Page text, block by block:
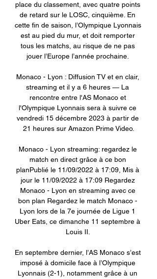
place du classement, avec quatre points
de retard sur le LOSC, cinquième. En
cette fin de saison, l’Olympique Lyonnais
est au pied du mur, et doit remporter
tous les matchs, au risque de ne pas
jouer l’Europe l’année prochaine.
Monaco - Lyon : Diffusion TV et en clair,
streaming et il y a 6 heures — La
rencontre entre l'AS Monaco et
l'Olympique Lyonnais sera à suivre ce
vendredi 15 décembre 2023 à partir de
21 heures sur Amazon Prime Video.
Monaco - Lyon streaming: regardez le
match en direct grâce à ce bon
planPublié le 11/09/2022 à 17:09, Mis à
jour le 11/09/2022 à 17:09 Regardez
Monaco - Lyon en streaming avec ce
bon plan Regardez le match Monaco -
Lyon lors de la 7e journée de Ligue 1
Uber Eats, ce dimanche 11 septembre à
Louis II.
En septembre dernier, l’AS Monaco s’est
imposé à domicile face à l’Olympique
Lyonnais (2-1), notamment grâce à un